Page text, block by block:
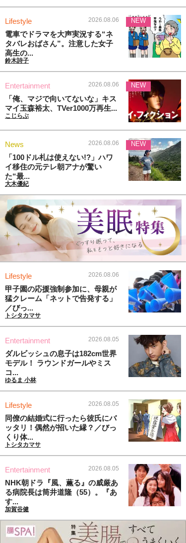
Lifestyle 2026.08.06
電車でドラマを大声実況する“ネ
タバレおばさん”。注意した女子
高生の...
鈴木詩子
NEW
Entertainment 2026.08.06
「俺、マジで向いてないな」キス
マイ玉森裕太、TVer1000万再生...
こじらぶ
NEW
News 2026.08.06
「100ドル札は使えない!?」ハワ
イ移住の元テレ朝アナが驚い
た“最...
大木優紀
NEW
Lifestyle 2026.08.06
甲子園の応援強制参加に、母親が
猛クレーム「ネットで告発する」
／びっ...
トシタカマサ
Entertainment 2026.08.05
ダルビッシュの息子は182cm世界
モデル！ ラウンドガールやミス
コ...
ゆるま 小林
Lifestyle 2026.08.05
同僚の結婚式に行ったら彼氏にバ
ッタリ！偶然が招いた縁？／びっ
くり体...
トシタカマサ
Entertainment 2026.08.05
NHK朝ドラ『風、薫る』の威厳あ
る病院長は筒井道隆（55）。『あ
す...
加賀谷健